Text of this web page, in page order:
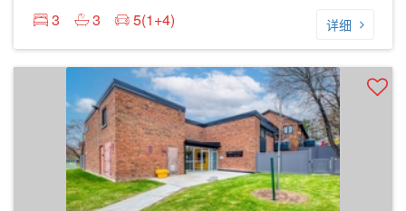
3
3 5(1+4) 详细